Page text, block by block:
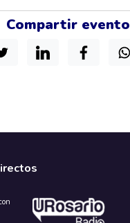
Compartir evento